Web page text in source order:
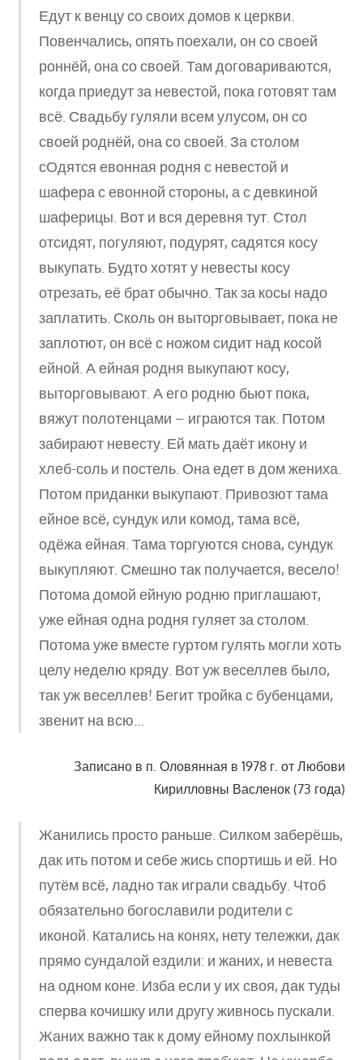
Едут к венцу со своих домов к церкви.
Повенчались, опять поехали, он со своей
роннёй, она со своей. Там договариваются,
когда приедут за невестой, пока готовят там
всё. Свадьбу гуляли всем улусом, он со
своей роднёй, она со своей. За столом
сОдятся евонная родня с невестой и
шафера с евонной стороны, а с девкиной
шаферицы. Вот и вся деревня тут. Стол
отсидят, погуляют, подурят, садятся косу
выкупать. Будто хотят у невесты косу
отрезать, её брат обычно. Так за косы надо
заплатить. Сколь он выторговывает, пока не
заплотют, он всё с ножом сидит над косой
ейной. А ейная родня выкупают косу,
выторговывают. А его родню бьют пока,
вяжут полотенцами – играются так. Потом
забирают невесту. Ей мать даёт икону и
хлеб-соль и постель. Она едет в дом жениха.
Потом приданки выкупают. Привозют тама
ейное всё, сундук или комод, тама всё,
одёжа ейная. Тама торгуются снова, сундук
выкупляют. Смешно так получается, весело!
Потома домой ейную родню приглашают,
уже ейная одна родня гуляет за столом.
Потома уже вместе гуртом гулять могли хоть
целу неделю кряду. Вот уж веселлев было,
так уж веселлев! Бегит тройка с бубенцами,
звенит на всю…
Записано в п. Оловянная в 1978 г. от Любови
Кирилловны Васленок (73 года)
Жанились просто раньше. Силком заберёшь,
дак ить потом и себе жись спортишь и ей. Но
путём всё, ладно так играли свадьбу. Чтоб
обязательно богославили родители с
иконой. Катались на конях, нету тележки, дак
прямо сундалой ездили: и жаних, и невеста
на одном коне. Изба если у их своя, дак туды
сперва кочишку или другу живнось пускали.
Жаних важно так к дому ейному похлынкой